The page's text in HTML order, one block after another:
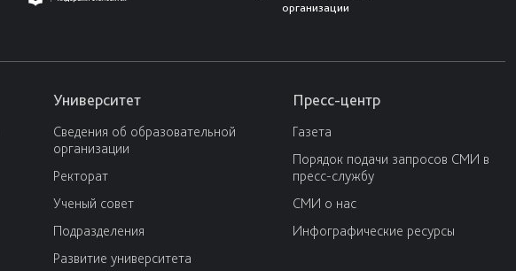
организации
Университет
Сведения об образовательной
организации
Ректорат
Ученый совет
Подразделения
Развитие университета
Пресс-центр
Газета
Порядок подачи запросов СМИ в
пресс-службу
СМИ о нас
Инфографические ресурсы